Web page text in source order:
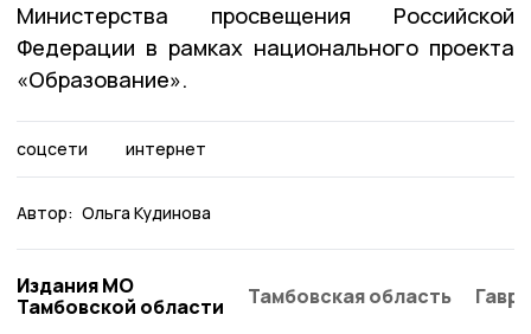
Министерства просвещения Российской
Федерации в рамках национального проекта
«Образование».
соцсети интернет
Автор: Ольга Кудинова
Издания МО
Тамбовской области
Тамбовская область